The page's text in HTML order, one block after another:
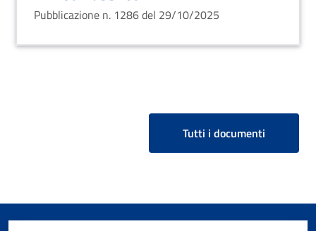
Pubblicazione n. 1286 del 29/10/2025
Tutti i documenti